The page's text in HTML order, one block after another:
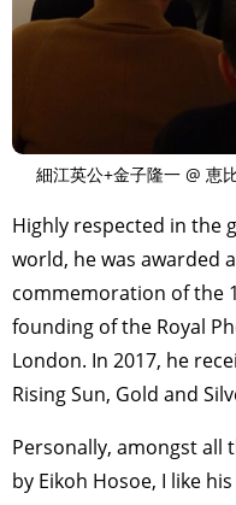
細江英公+金子隆一 @ 恵
Highly respected in the
world, he was awarded
commemoration of the
founding of the Royal
London. In 2017, he
Rising Sun, Gold and
Personally, amongst
by Eikoh Hosoe, I like